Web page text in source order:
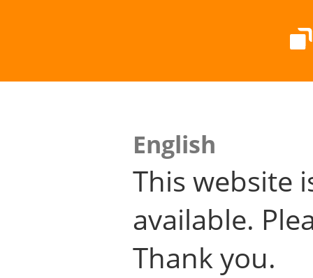
English
This website
available.
Thank you.